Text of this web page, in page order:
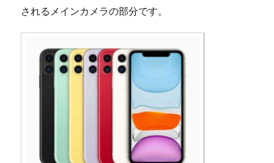
されるメインカメラの部分です。